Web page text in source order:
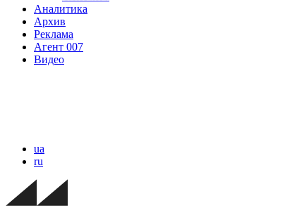
Аналитика
Архив
Реклама
Агент 007
Видео
ua
ru